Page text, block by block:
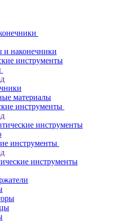
и наконечники
инструменты
материалы
инструменты
инструменты
инструменты
инструменты